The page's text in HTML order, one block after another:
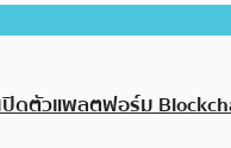
ดตัวแพลตฟอร์ม